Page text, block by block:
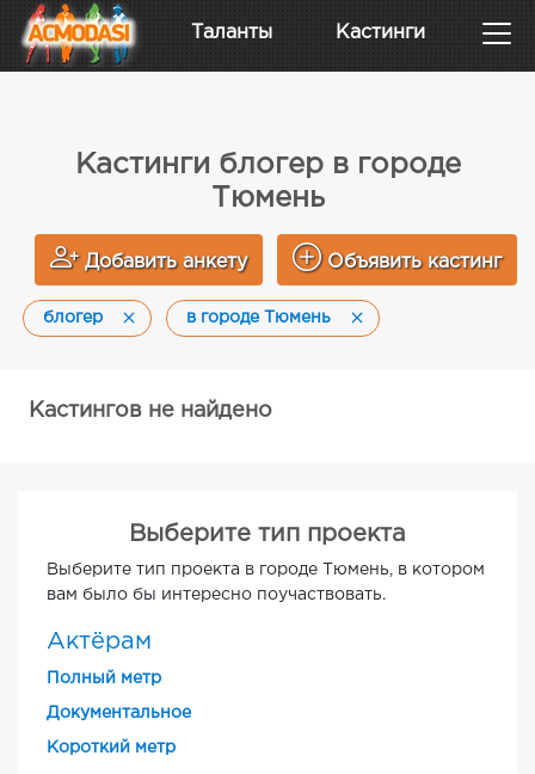
Таланты Кастинги
Кастинги блогер в городе
Тюмень
Добавить анкету Объявить кастинг
блогер в городе Тюмень
Кастингов не найдено
Выберите тип проекта
Выберите тип проекта в городе Тюмень, в котором
вам было бы интересно поучаствовать.
Актёрам
Полный метр
Документальное
Короткий метр